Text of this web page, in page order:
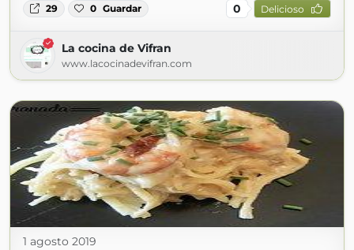
29 0 Guardar 0 Delicioso
La cocina de Vifran
www.lacocinadevifran.com
1 agosto 2019